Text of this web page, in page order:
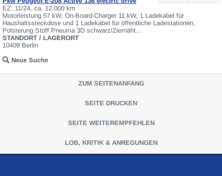
EZ: 11/24, ca. 12.000 km
Motorleistung 57 kW, On-Board-Charger 11 kW, 1 Ladekabel für
Haushaltssteckdose und 1 Ladekabel für öffentliche Ladestationen,
Polsterung Stoff Pneuma 3D schwarz/Ziernäht...
STANDORT / LAGERORT
10409 Berlin
Neue Suche
ZUM SEITENANFANG
SEITE DRUCKEN
SEITE WEITEREMPFEHLEN
LOB, KRITIK & ANREGUNGEN